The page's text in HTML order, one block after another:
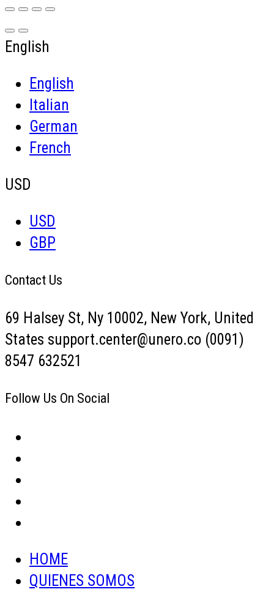
English
English
Italian
German
French
USD
USD
GBP
Contact Us
69 Halsey St, Ny 10002, New York, United
States support.center@unero.co (0091)
8547 632521
Follow Us On Social
HOME
QUIENES SOMOS